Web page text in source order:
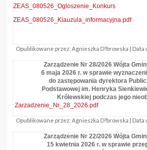
ZEAS_080526_Ogloszenie_Konkurs
ZEAS_080526_Klauzula_informacyjna.pdf
Opublikowane przez: Agnieszka D?browska |
Zarządzenie Nr 28/2026 Wójta
6 maja 2026 r. w sprawie
do zastępowania dyrektora
Podstawowej im. Henryka
Królewskiej podczas jego
Zarzadzenie_Nr_28_2026.pdf
Opublikowane przez: Agnieszka D?browska |
Zarządzenie Nr 22/2026 Wójta
15 kwietnia 2026 r. w sprawie